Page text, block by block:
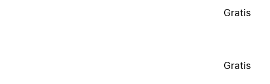
Gratis
Gratis